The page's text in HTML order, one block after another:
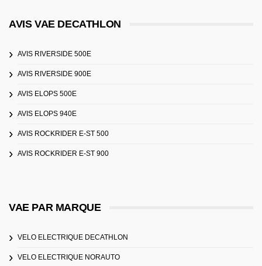
AVIS VAE DECATHLON
AVIS RIVERSIDE 500E
AVIS RIVERSIDE 900E
AVIS ELOPS 500E
AVIS ELOPS 940E
AVIS ROCKRIDER E-ST 500
AVIS ROCKRIDER E-ST 900
VAE PAR MARQUE
VELO ELECTRIQUE DECATHLON
VELO ELECTRIQUE NORAUTO